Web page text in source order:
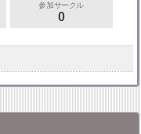
参加サークル
0